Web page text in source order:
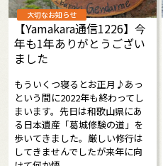
大切なお知らせ
【Yamakara通信1226】今
年も1年ありがとうござい
ました
もういくつ寝るとお正月♪あっ
という間に2022年も終わってし
まいます。先日は和歌山県にあ
る日本遺産「葛城修験の道」を
歩いてきました。厳しい修行は
してきませんでしたが来年に向